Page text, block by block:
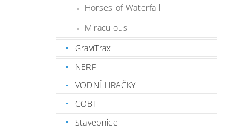
Horses of Waterfall
Miraculous
GraviTrax
NERF
VODNÍ HRAČKY
COBI
Stavebnice